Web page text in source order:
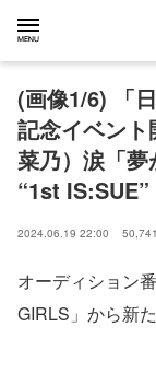
(画像1/6) 「
記念イベン
菜乃）涙「
“1st IS:SUE”
2024.06.19 22:00 50,741
オーディション
GIRLS」から新